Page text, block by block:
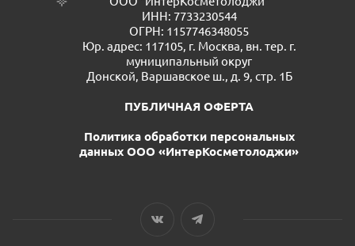
ИНН: 7733230544
ОГРН: 1157746348055
Юр. адрес: 117105, г. Москва, вн. тер. г.
муниципальный округ
Донской, Варшавское ш., д. 9, стр. 1Б
ПУБЛИЧНАЯ ОФЕРТА
Политика обработки персональных
данных ООО «ИнтерКосметолоджи»